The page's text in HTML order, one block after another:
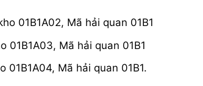
01B1A02, Mã hải quan 01B1
01B1A03, Mã hải quan 01B1
01B1A04, Mã hải quan 01B1.